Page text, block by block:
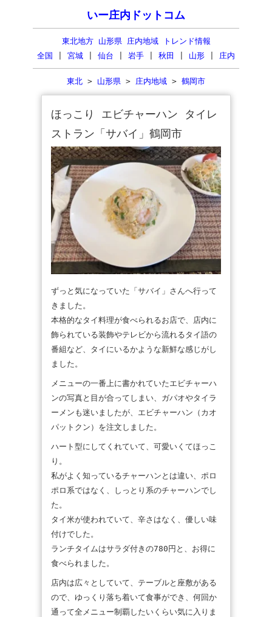
いー庄内ドットコム
東北地方 山形県 庄内地域 トレンド情報
全国
宮城 仙台 岩手 秋田 山形 庄内
東北 > 山形県 > 庄内地域 > 鶴岡市
ほっこり エビチャーハン タイレ
ストラン「サバイ」鶴岡市
ずっと気になっていた「サバイ」さんへ行って
きました。
本格的なタイ料理が食べられるお店で、店内に
飾られている装飾やテレビから流れるタイ語の
番組など、タイにいるかような新鮮な感じがし
ました。
メニューの一番上に書かれていたエビチャーハ
ンの写真と目が合ってしまい、ガパオやタイラ
ーメンも迷いましたが、エビチャーハン（カオ
パットクン）を注文しました。
ハート型にしてくれていて、可愛いくてほっこ
り。
私がよく知っているチャーハンとは違い、ポロ
ポロ系ではなく、しっとり系のチャーハンでし
た。
タイ米が使われていて、辛さはなく、優しい味
付けでした。
ランチタイムはサラダ付きの780円と、お得に
食べられました。
店内は広々としていて、テーブルと座敷がある
ので、ゆっくり落ち着いて食事ができ、何回か
通って全メニュー制覇したいくらい気に入りま